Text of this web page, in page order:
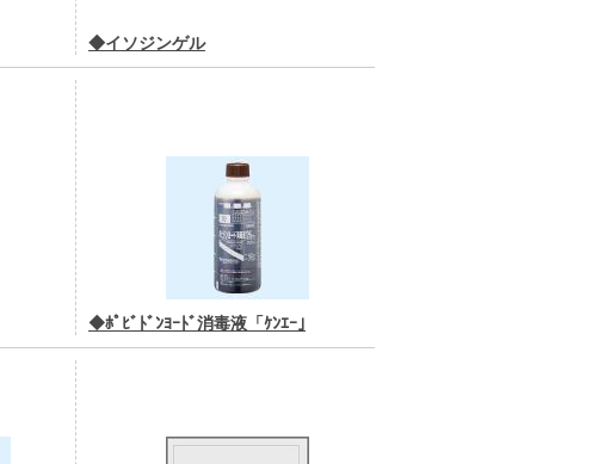
◆イソジンゲル
◆ﾎﾟﾋﾞﾄﾞﾝﾖｰﾄﾞ消毒液「ｹﾝｴｰ｣